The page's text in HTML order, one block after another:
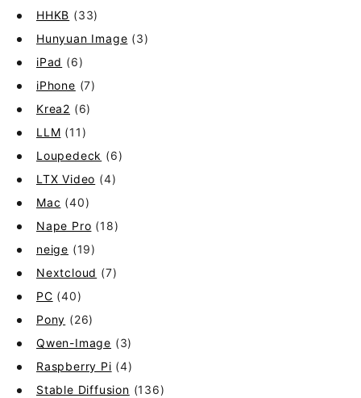
HHKB (33)
Hunyuan Image (3)
iPad (6)
iPhone (7)
Krea2 (6)
LLM (11)
Loupedeck (6)
LTX Video (4)
Mac (40)
Nape Pro (18)
neige (19)
Nextcloud (7)
PC (40)
Pony (26)
Qwen-Image (3)
Raspberry Pi (4)
Stable Diffusion (136)